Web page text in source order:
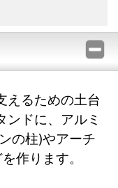
えるための土台
ンドに、アルミ
の柱)やアーチ
作ります。